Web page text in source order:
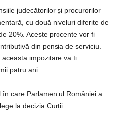
judecătorilor și procurorilor
cu două niveluri diferite de
20%. Aceste procente vor fi
din pensia de serviciu.
impozitare va fi
patru ani.
care Parlamentul României a
la decizia Curții